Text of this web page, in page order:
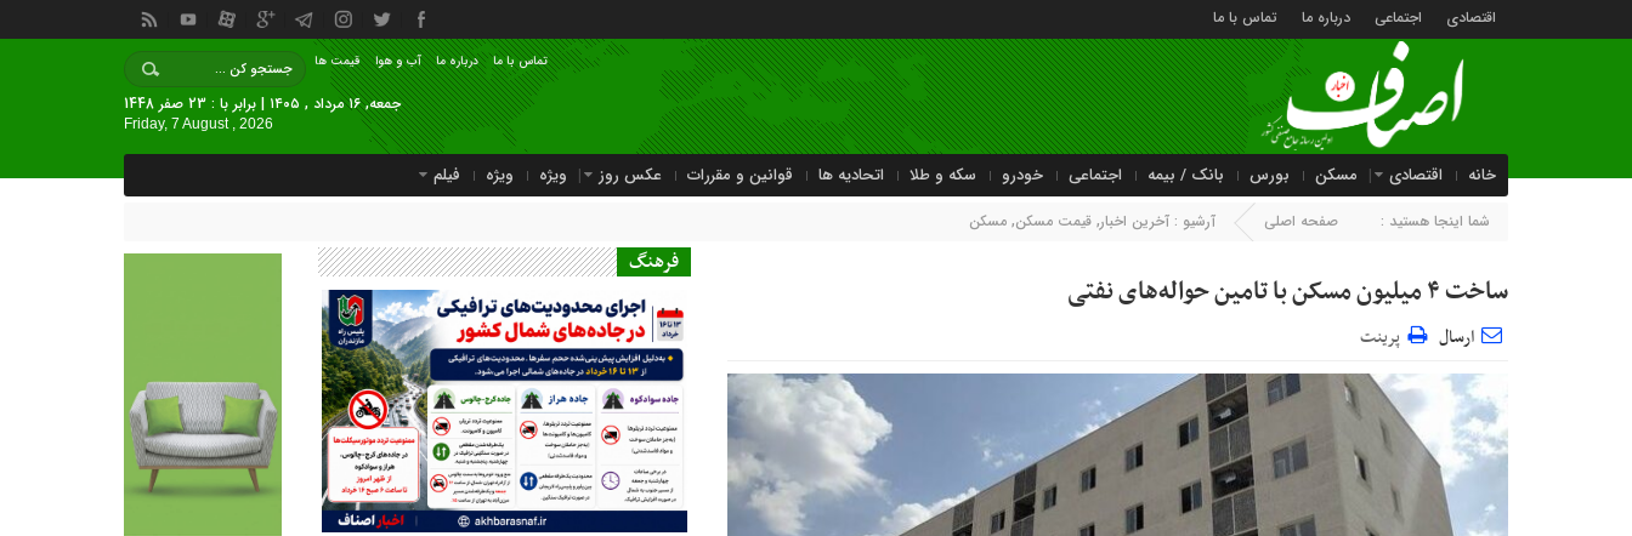
اقتصادی اجتماعی درباره ما تماس با ما
قیمت ها آب و هوا درباره ما تماس با ما
جمعه, ۱۶ مرداد , ۱۴۰۵ | برابر با : 23 صفر 1448
Friday, 7 August , 2026
خانه اقتصادی مسکن بورس بانک / بیمه اجتماعی خودرو سکه و طلا اتحادیه ها قوانین و مقررات عکس روز ویژه ویژه فیلم
شما اینجا هستید : صفحه اصلی آرشیو : آخرین اخبار, قیمت مسکن, مسکن
ساخت ۴ میلیون مسکن با تامین حواله‌های نفتی
ارسال پرینت
فرهنگ